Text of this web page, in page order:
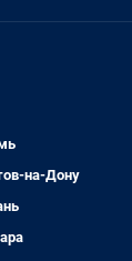
на-Дону